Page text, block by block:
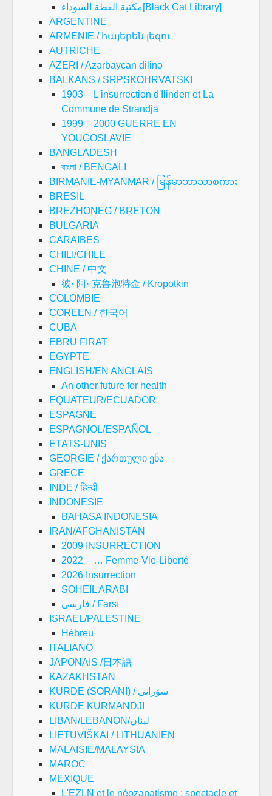
مكتبة القطة السوداء[Black Cat Library]
ARGENTINE
ARMENIE / հայերեն լեզու
AUTRICHE
AZERI / Azərbaycan dilinə
BALKANS / SRPSKOHRVATSKI
1903 – L'insurrection d'Ilinden et La
Commune de Strandja
1999 – 2000 GUERRE EN
YOUGOSLAVIE
BANGLADESH
বাংলা / BENGALI
BIRMANIE-MYANMAR / မြန်မာဘာသာစကား
BRESIL
BREZHONEG / BRETON
BULGARIA
CARAIBES
CHILI/CHILE
CHINE / 中文
彼· 阿· 克鲁泡特金 / Kropotkin
COLOMBIE
COREEN / 한국어
CUBA
EBRU FIRAT
EGYPTE
ENGLISH/EN ANGLAIS
An other future for health
EQUATEUR/ECUADOR
ESPAGNE
ESPAGNOL/ESPAÑOL
ETATS-UNIS
GEORGIE / ქართული ენა
GRECE
INDE / हिन्दी
INDONESIE
BAHASA INDONESIA
IRAN/AFGHANISTAN
2009 INSURRECTION
2022 – … Femme-Vie-Liberté
2026 Insurrection
SOHEIL ARABI
فارسی / Fārsī
ISRAEL/PALESTINE
Hébreu
ITALIANO
JAPONAIS /日本語
KAZAKHSTAN
KURDE (SORANI) / سۆرانی
KURDE KURMANDJI
LIBAN/LEBANON/لبنان
LIETUVIŠKAI / LITHUANIEN
MALAISIE/MALAYSIA
MAROC
MEXIQUE
L'EZLN et le néozapatisme : spectacle et